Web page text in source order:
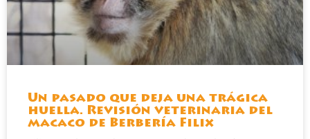
Un pasado que deja una trágica
huella. Revisión veterinaria del
macaco de Berbería Filix